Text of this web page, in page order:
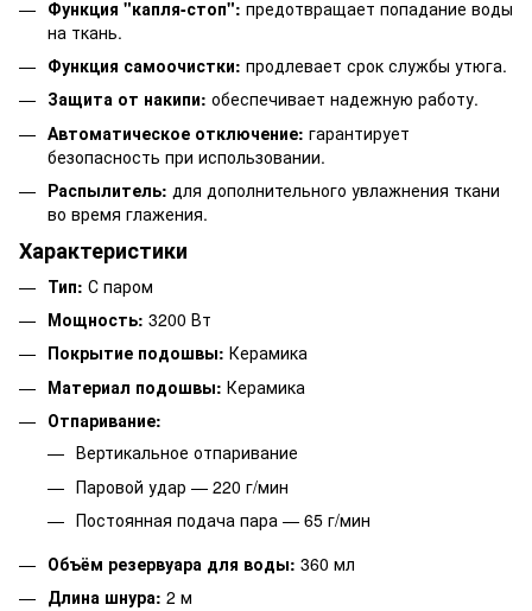
Функция "капля-стоп": предотвращает попадание воды
на ткань.
Функция самоочистки: продлевает срок службы утюга.
Защита от накипи: обеспечивает надежную работу.
Автоматическое отключение: гарантирует
безопасность при использовании.
Распылитель: для дополнительного увлажнения ткани
во время глажения.
Характеристики
Тип: С паром
Мощность: 3200 Вт
Покрытие подошвы: Керамика
Материал подошвы: Керамика
Отпаривание:
Вертикальное отпаривание
Паровой удар — 220 г/мин
Постоянная подача пара — 65 г/мин
Объём резервуара для воды: 360 мл
Длина шнура: 2 м